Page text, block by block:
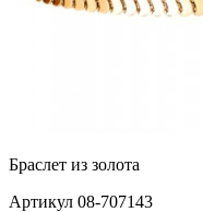
Браслет из золота
Артикул 08-707143